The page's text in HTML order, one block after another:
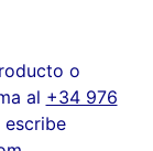
o
al +34 976
escribe